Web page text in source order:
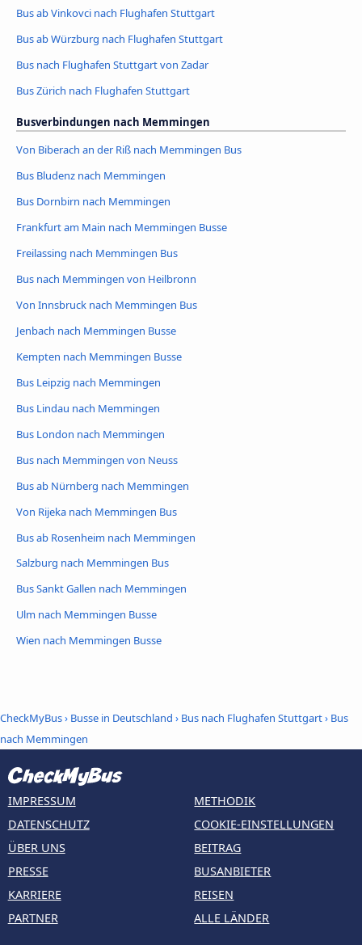
Bus ab Vinkovci nach Flughafen Stuttgart
Bus ab Würzburg nach Flughafen Stuttgart
Bus nach Flughafen Stuttgart von Zadar
Bus Zürich nach Flughafen Stuttgart
Busverbindungen nach Memmingen
Von Biberach an der Riß nach Memmingen Bus
Bus Bludenz nach Memmingen
Bus Dornbirn nach Memmingen
Frankfurt am Main nach Memmingen Busse
Freilassing nach Memmingen Bus
Bus nach Memmingen von Heilbronn
Von Innsbruck nach Memmingen Bus
Jenbach nach Memmingen Busse
Kempten nach Memmingen Busse
Bus Leipzig nach Memmingen
Bus Lindau nach Memmingen
Bus London nach Memmingen
Bus nach Memmingen von Neuss
Bus ab Nürnberg nach Memmingen
Von Rijeka nach Memmingen Bus
Bus ab Rosenheim nach Memmingen
Salzburg nach Memmingen Bus
Bus Sankt Gallen nach Memmingen
Ulm nach Memmingen Busse
Wien nach Memmingen Busse
CheckMyBus› Busse in Deutschland › Bus nach Flughafen Stuttgart› Bus
nach Memmingen
IMPRESSUM
DATENSCHUTZ
ÜBER UNS
PRESSE
KARRIERE
PARTNER
METHODIK
COOKIE-EINSTELLUNGEN
BEITRAG
BUSANBIETER
REISEN
ALLE LÄNDER